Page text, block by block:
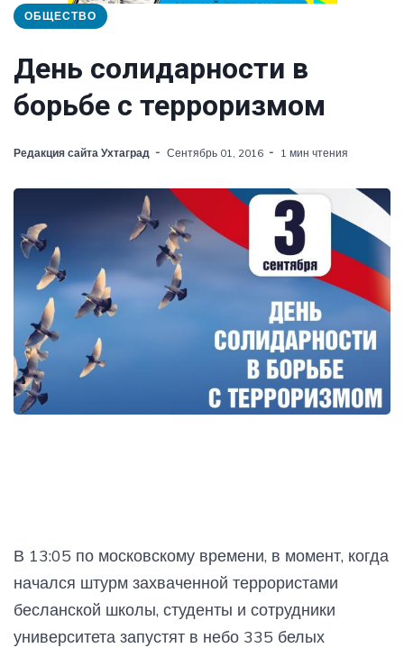
ОБЩЕСТВО
День солидарности в
борьбе с терроризмом
Редакция сайта Ухтаград Сентябрь 01, 2016 1 мин чтения
В 13:05 по московскому времени, в момент, когда
начался штурм захваченной террористами
бесланской школы, студенты и сотрудники
университета запустят в небо 335 белых